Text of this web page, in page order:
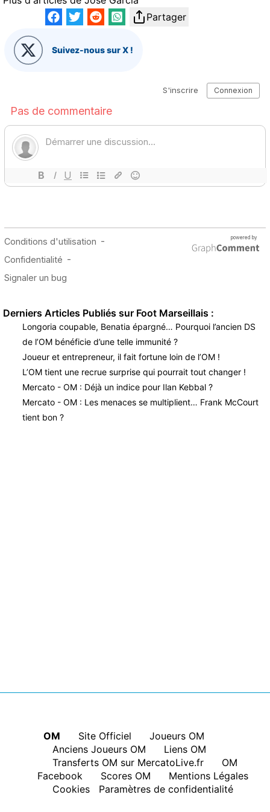
Partager
Suivez-nous sur X !
Derniers Articles Publiés sur Foot Marseillais :
Longoria coupable, Benatia épargné… Pourquoi l’ancien DS
de l’OM bénéficie d’une telle immunité ?
Joueur et entrepreneur, il fait fortune loin de l’OM !
L’OM tient une recrue surprise qui pourrait tout changer !
Mercato - OM : Déjà un indice pour Ilan Kebbal ?
Mercato - OM : Les menaces se multiplient… Frank McCourt
tient bon ?
OM Site Officiel
Joueurs OM
Anciens Joueurs OM
Liens OM
Transferts OM sur MercatoLive.fr
OM
Facebook
Scores OM
Mentions Légales
Cookies Paramètres de confidentialité